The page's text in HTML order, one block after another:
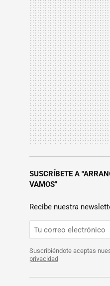
SUSCRÍBETE A
VAMOS"
Recibe nuestra
Suscribiéndote aceptas
privacidad